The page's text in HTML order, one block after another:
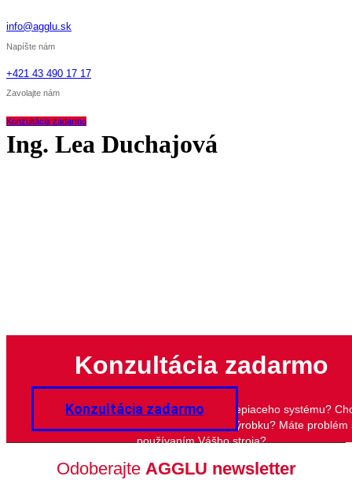
info@agglu.sk
Napíšte nám
+421 43 490 17 17
Zavolajte nám
Konzultácia zadarmo
Ing. Lea Duchajová
Konzultácia zadarmo
Potrebujete poradiť s výberom lepidla či lepiaceho systému?
zlepšiť kvalitu lepeného spoja Vášho výrobku? Máte problém
používaním Vášho stroja?
Konzultácia zadarmo
Odoberajte AGGLU newsletter